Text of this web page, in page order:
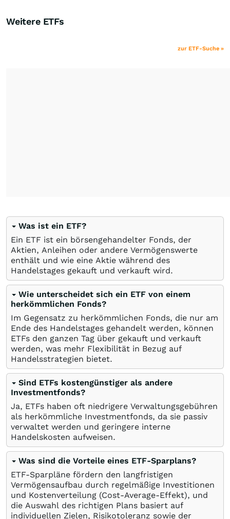
Weitere ETFs
zur ETF-Suche »
Was ist ein ETF?
Ein ETF ist ein börsengehandelter Fonds, der
Aktien, Anleihen oder andere Vermögenswerte
enthält und wie eine Aktie während des
Handelstages gekauft und verkauft wird.
Wie unterscheidet sich ein ETF von einem
herkömmlichen Fonds?
Im Gegensatz zu herkömmlichen Fonds, die nur am
Ende des Handelstages gehandelt werden, können
ETFs den ganzen Tag über gekauft und verkauft
werden, was mehr Flexibilität in Bezug auf
Handelsstrategien bietet.
Sind ETFs kostengünstiger als andere
Investmentfonds?
Ja, ETFs haben oft niedrigere Verwaltungsgebühren
als herkömmliche Investmentfonds, da sie passiv
verwaltet werden und geringere interne
Handelskosten aufweisen.
Was sind die Vorteile eines ETF-Sparplans?
ETF-Sparpläne fördern den langfristigen
Vermögensaufbau durch regelmäßige Investitionen
und Kostenverteilung (Cost-Average-Effekt), und
die Auswahl des richtigen Plans basiert auf
individuellen Zielen, Risikotoleranz sowie der